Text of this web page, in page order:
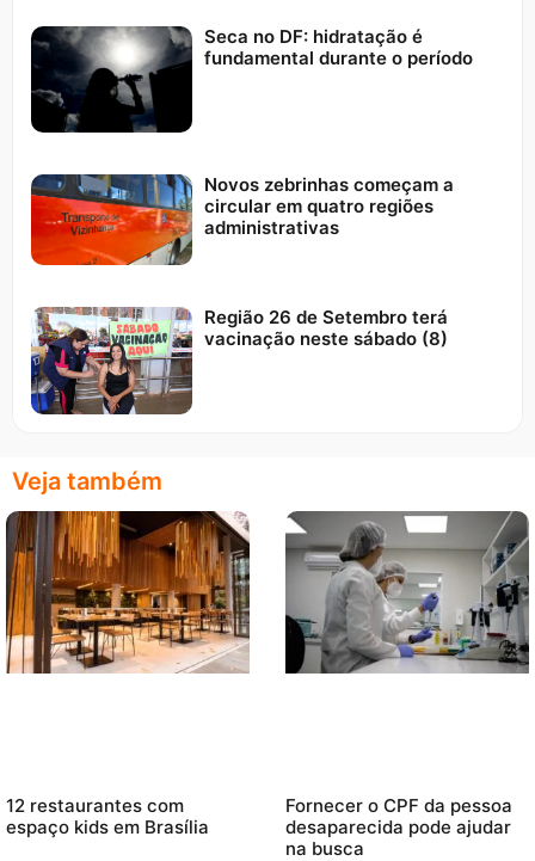
Seca no DF: hidratação é
fundamental durante o período
Novos zebrinhas começam a
circular em quatro regiões
administrativas
Região 26 de Setembro terá
vacinação neste sábado (8)
Veja também
12 restaurantes com
espaço kids em Brasília
Fornecer o CPF da pessoa
desaparecida pode ajudar
na busca